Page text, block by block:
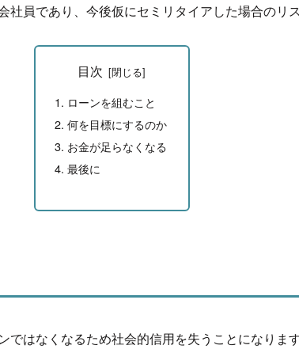
員であり、今後仮にセミリタイアした場合のリ
目次
ローンを組むこと
何を目標にするのか
お金が足らなくなる
最後に
ではなくなるため社会的信用を失うことになりま